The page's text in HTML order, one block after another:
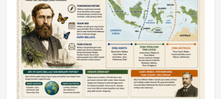
Astra Motor Kalimantan Timur 2 Dukung
Mahasiswa Samarinda dalam Astra
Honda SDGs Future Leaders 2026
Jumat, 10 Jul 2026 19:01